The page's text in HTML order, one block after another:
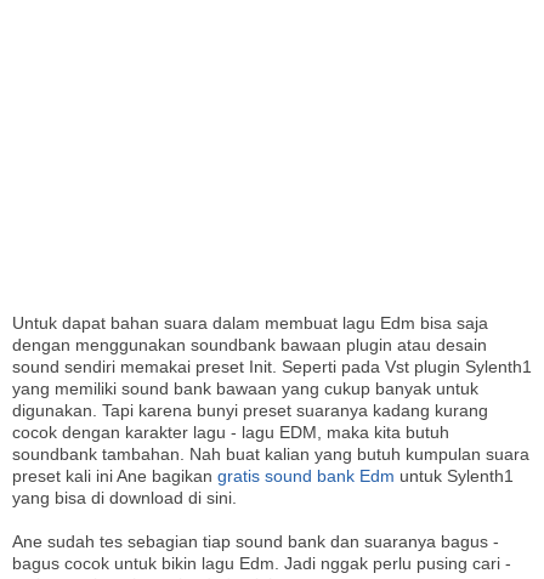
Untuk dapat bahan suara dalam membuat lagu Edm bisa saja
dengan menggunakan soundbank bawaan plugin atau desain
sound sendiri memakai preset Init. Seperti pada Vst plugin Sylenth1
yang memiliki sound bank bawaan yang cukup banyak untuk
digunakan. Tapi karena bunyi preset suaranya kadang kurang
cocok dengan karakter lagu - lagu EDM, maka kita butuh
soundbank tambahan. Nah buat kalian yang butuh kumpulan suara
preset kali ini Ane bagikan gratis sound bank Edm untuk Sylenth1
yang bisa di download di sini.
Ane sudah tes sebagian tiap sound bank dan suaranya bagus -
bagus cocok untuk bikin lagu Edm. Jadi nggak perlu pusing cari -